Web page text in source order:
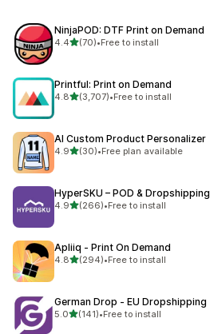
NinjaPOD: DTF Print on Demand
4.45つ星中
(70)
合計レビュー数：70件
•Free to install
Printful: Print on Demand
4.85つ星中
(3,707)
合計レビュー数：3707件
•Free to install
AI Custom Product Personalizer
4.95つ星中
(30)
合計レビュー数：30件
•Free plan available
HyperSKU – POD & Dropshipping
4.95つ星中
(266)
合計レビュー数：266件
•Free to install
Apliiq ‑ Print On Demand
4.85つ星中
(294)
合計レビュー数：294件
•Free to install
German Drop ‑ EU Dropshipping
5.05つ星中
(141)
合計レビュー数：141件
•Free to install